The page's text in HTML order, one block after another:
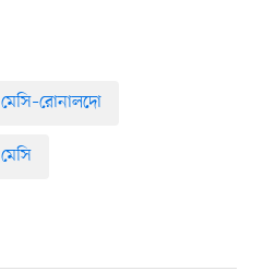
মেসি–রোনালদো
মেসি